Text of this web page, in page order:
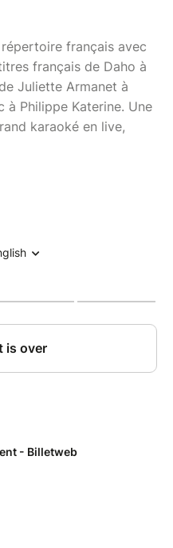
français avec
français de Daho à
Juliette Armanet à
à Philippe Katerine. Une
karaoké en live,